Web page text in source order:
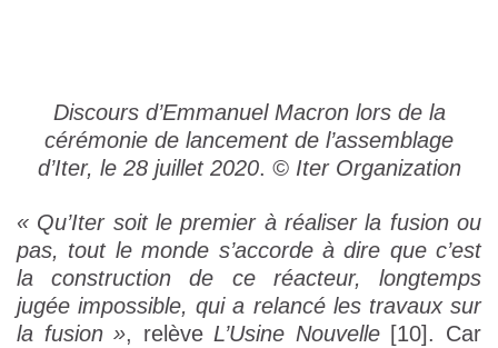
Discours d’Emmanuel Macron lors de la
cérémonie de lancement de l’assemblage
d’Iter, le 28 juillet 2020. © Iter Organization
« Qu’Iter soit le premier à réaliser la fusion ou
pas, tout le monde s’accorde à dire que c’est
la construction de ce réacteur, longtemps
jugée impossible, qui a relancé les travaux sur
la fusion », relève L’Usine Nouvelle[10]. Car